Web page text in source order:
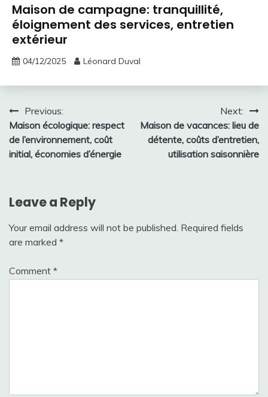
Maison de campagne: tranquillité,
éloignement des services, entretien
extérieur
04/12/2025 Léonard Duval
Post
navigation
Previous:
Maison écologique: respect
de l’environnement, coût
initial, économies d’énergie
Next:
Maison de vacances: lieu de
détente, coûts d’entretien,
utilisation saisonnière
Leave a Reply
Your email address will not be published. Required fields
are marked *
Comment *